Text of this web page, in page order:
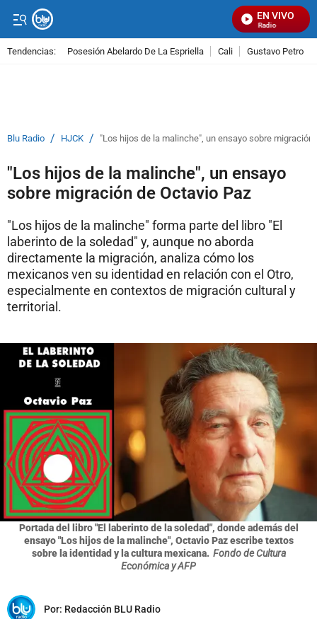
EN VIVO
Señal Visual Radio
Tendencias: Posesión Abelardo De La Espriella Cali Gustavo Petro
Blu Radio / HJCK / "Los hijos de la malinche", un ensayo sobre migración
"Los hijos de la malinche", un ensayo
sobre migración de Octavio Paz
"Los hijos de la malinche" forma parte del libro "El
laberinto de la soledad" y, aunque no aborda
directamente la migración, analiza cómo los
mexicanos ven su identidad en relación con el Otro,
especialmente en contextos de migración cultural y
territorial.
Portada del libro "El laberinto de la soledad", donde además del
ensayo "Los hijos de la malinche", Octavio Paz escribe textos
sobre la identidad y la cultura mexicana. Fondo de Cultura
Económica y AFP
Por: Redacción BLU Radio